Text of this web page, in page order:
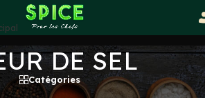
DE SEL
Catégories
SEL